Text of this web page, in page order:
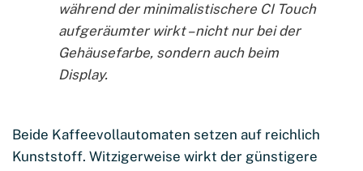
während der minimalistischere CI Touch
aufgeräumter wirkt – nicht nur bei der
Gehäusefarbe, sondern auch beim
Display.
Beide Kaffeevollautomaten setzen auf reichlich
Kunststoff. Witzigerweise wirkt der günstigere